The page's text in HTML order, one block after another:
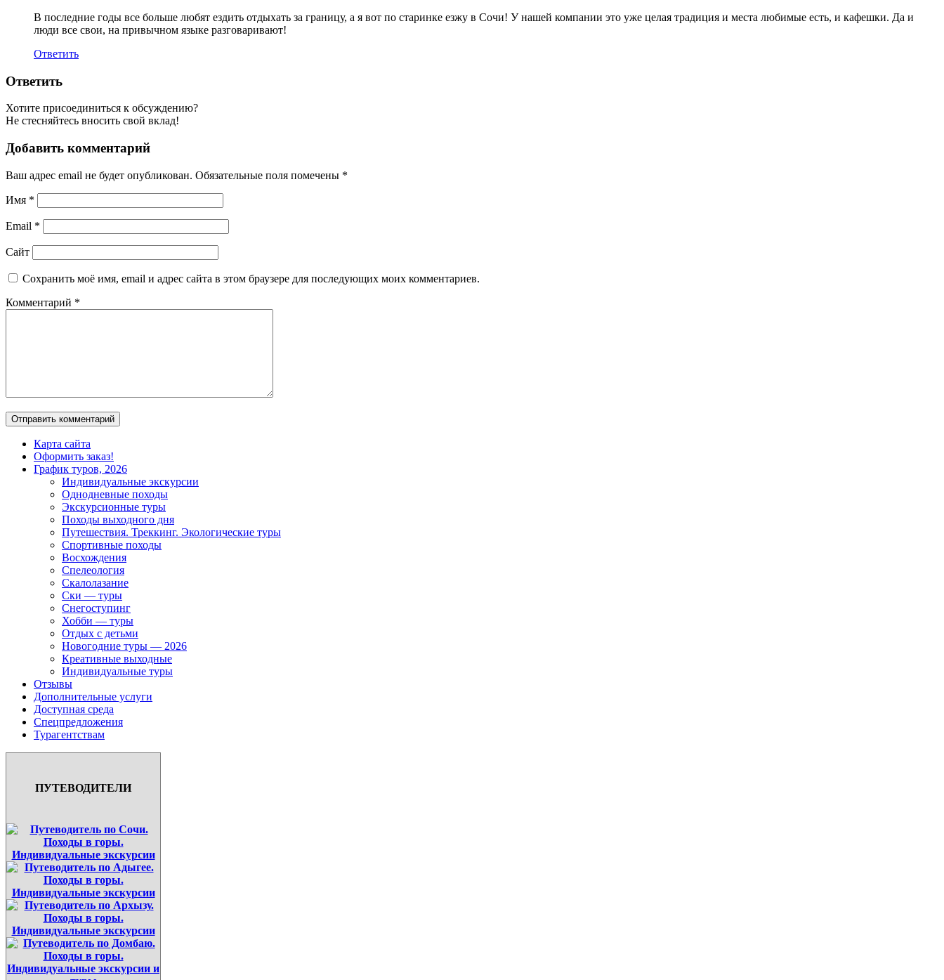
В последние годы все больше любят ездить отдыхать за границу, а я вот по старинке езжу в Сочи! У нашей компании это уже целая традиция и места любимые есть, и кафешки. Да и
люди все свои, на привычном языке разговаривают!
Ответить
Ответить
Хотите присоединиться к обсуждению?
Не стесняйтесь вносить свой вклад!
Добавить комментарий
Ваш адрес email не будет опубликован. Обязательные поля помечены *
Имя *
Email *
Сайт
Сохранить моё имя, email и адрес сайта в этом браузере для последующих моих комментариев.
Комментарий *
Карта сайта
Оформить заказ!
График туров, 2026
Индивидуальные экскурсии
Однодневные походы
Экскурсионные туры
Походы выходного дня
Путешествия. Треккинг. Экологические туры
Спортивные походы
Восхождения
Спелеология
Скалолазание
Ски — туры
Снегоступинг
Хобби — туры
Отдых с детьми
Новогодние туры — 2026
Креативные выходные
Индивидуальные туры
Отзывы
Дополнительные услуги
Доступная среда
Спецпредложения
Турагентствам
ПУТЕВОДИТЕЛИ